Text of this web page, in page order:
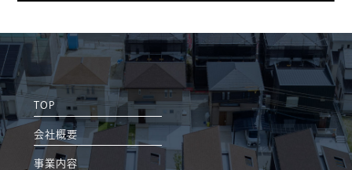
TOP
会社概要
事業内容